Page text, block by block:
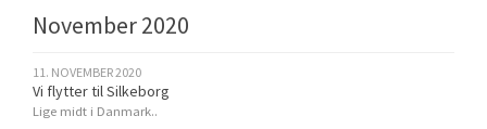
November 2020
11. NOVEMBER 2020
Vi flytter til Silkeborg
Lige midt i Danmark..